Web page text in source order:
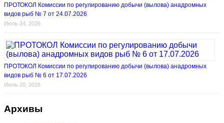
ПРОТОКОЛ Комиссии по регулированию добычи (вылова) анадромных
видов рыб № 7 от 24.07.2026
Июль 24, 2026
ПРОТОКОЛ Комиссии по регулированию добычи (вылова) анадромных
видов рыб № 6 от 17.07.2026
Июль 20, 2026
Архивы